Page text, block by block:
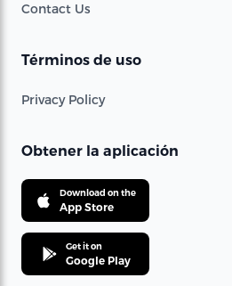
Contact Us
Términos de uso
Privacy Policy
Obtener la aplicación
Download on the
App Store
Get it on
Google Play